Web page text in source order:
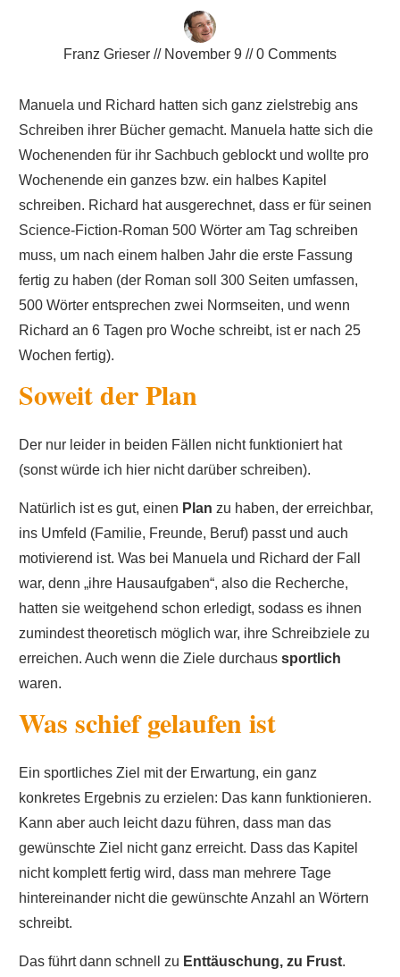
Franz Grieser // November 9 //0 Comments
Manuela und Richard hatten sich ganz zielstrebig ans
Schreiben ihrer Bücher gemacht. Manuela hatte sich die
Wochenenden für ihr Sachbuch geblockt und wollte pro
Wochenende ein ganzes bzw. ein halbes Kapitel
schreiben. Richard hat ausgerechnet, dass er für seinen
Science-Fiction-Roman 500 Wörter am Tag schreiben
muss, um nach einem halben Jahr die erste Fassung
fertig zu haben (der Roman soll 300 Seiten umfassen,
500 Wörter entsprechen zwei Normseiten, und wenn
Richard an 6 Tagen pro Woche schreibt, ist er nach 25
Wochen fertig).
Soweit der Plan
Der nur leider in beiden Fällen nicht funktioniert hat
(sonst würde ich hier nicht darüber schreiben).
Natürlich ist es gut, einen Plan zu haben, der erreichbar,
ins Umfeld (Familie, Freunde, Beruf) passt und auch
motivierend ist. Was bei Manuela und Richard der Fall
war, denn „ihre Hausaufgaben“, also die Recherche,
hatten sie weitgehend schon erledigt, sodass es ihnen
zumindest theoretisch möglich war, ihre Schreibziele zu
erreichen. Auch wenn die Ziele durchaus sportlich
waren.
Was schief gelaufen ist
Ein sportliches Ziel mit der Erwartung, ein ganz
konkretes Ergebnis zu erzielen: Das kann funktionieren.
Kann aber auch leicht dazu führen, dass man das
gewünschte Ziel nicht ganz erreicht. Dass das Kapitel
nicht komplett fertig wird, dass man mehrere Tage
hintereinander nicht die gewünschte Anzahl an Wörtern
schreibt.
Das führt dann schnell zu Enttäuschung, zu Frust.